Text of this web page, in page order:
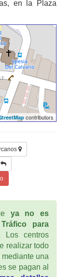
en la Plaza
contributors
ya no es
para
Los centros
realizar todo
una
se pagan al